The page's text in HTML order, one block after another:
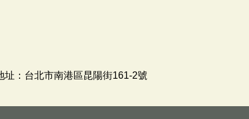
：台北市南港區昆陽街161-2號